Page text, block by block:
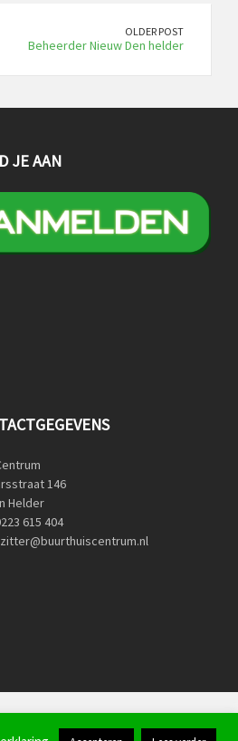
OLDER POST
Beheerder Nieuw Den helder
JE AAN
146
Helder
615 404